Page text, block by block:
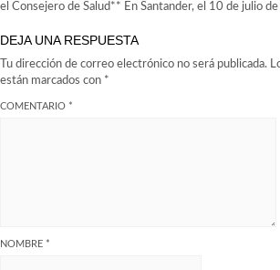
el Consejero de Salud** En Santander, el 10 de julio
DEJA UNA RESPUESTA
Tu dirección de correo electrónico no será publicada.
están marcados con *
COMENTARIO *
NOMBRE *